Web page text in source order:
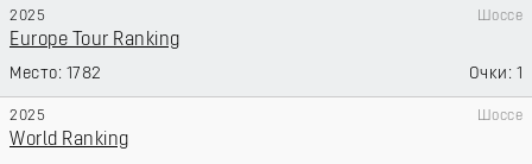
2025 Шоссе
Europe Tour Ranking
1782 1
2025 Шоссе
World Ranking